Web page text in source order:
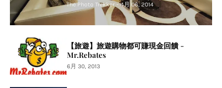
The Photo Trekker - 4月 06, 2014
【旅遊】旅遊購物都可賺現金回饋 -
Mr.Rebates
6月 30, 2013